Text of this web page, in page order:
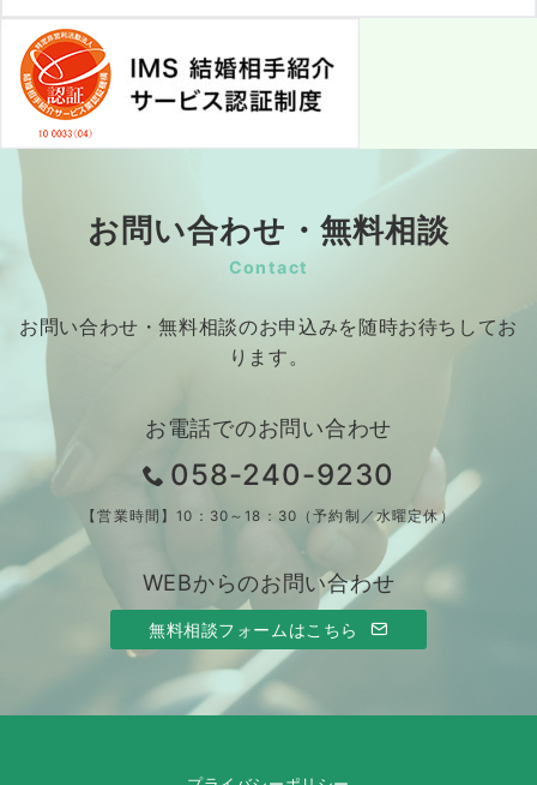
お問い合わせ・無料相談
Contact
お問い合わせ・無料相談のお申込みを随時お待ちしてお
ります。
お電話でのお問い合わせ
058-240-9230
【営業時間】10：30～18：30（予約制／水曜定休）
WEBからのお問い合わせ
無料相談フォームはこちら